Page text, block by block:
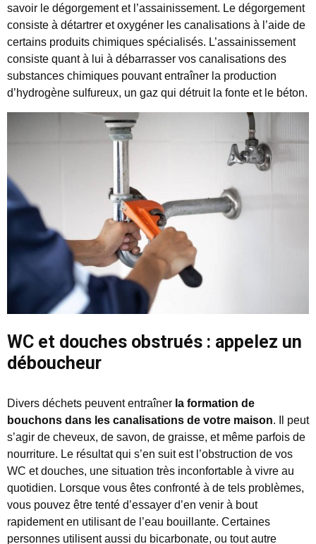
savoir le dégorgement et l’assainissement. Le dégorgement
consiste à détartrer et oxygéner les canalisations à l’aide de
certains produits chimiques spécialisés. L’assainissement
consiste quant à lui à débarrasser vos canalisations des
substances chimiques pouvant entraîner la production
d’hydrogène sulfureux, un gaz qui détruit la fonte et le béton.
WC et douches obstrués : appelez un
déboucheur
Divers déchets peuvent entraîner la formation de
bouchons dans les canalisations de votre maison. Il peut
s’agir de cheveux, de savon, de graisse, et même parfois de
nourriture. Le résultat qui s’en suit est l’obstruction de vos
WC et douches, une situation très inconfortable à vivre au
quotidien. Lorsque vous êtes confronté à de tels problèmes,
vous pouvez être tenté d’essayer d’en venir à bout
rapidement en utilisant de l’eau bouillante. Certaines
personnes utilisent aussi du bicarbonate, ou tout autre